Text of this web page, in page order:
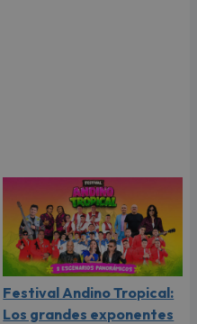
Festival Andino Tropical:
Los grandes exponentes